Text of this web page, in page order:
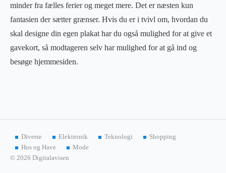
minder fra fælles ferier og meget mere. Det er næsten kun
fantasien der sætter grænser. Hvis du er i tvivl om, hvordan du
skal designe din egen plakat har du også mulighed for at give et
gavekort, så modtageren selv har mulighed for at gå ind og
besøge hjemmesiden.
Diverse Elektronik Teknologi
Shopping
Hus og Have
Mode
© 2026 Digitalavisen